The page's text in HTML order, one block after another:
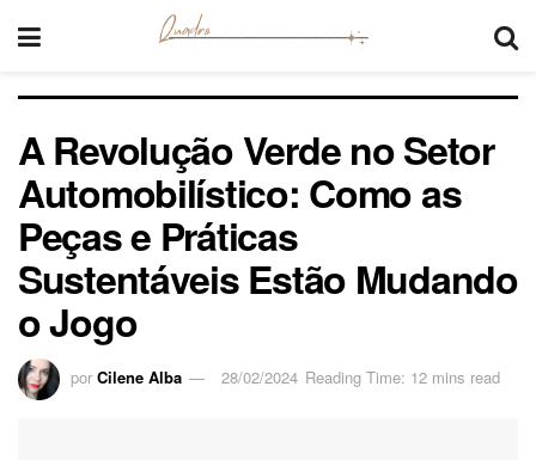
A Revolução Verde no Setor
Automobilístico: Como as
Peças e Práticas
Sustentáveis Estão Mudando
o Jogo
por Cilene Alba 28/02/2024 Reading Time: 12 mins read